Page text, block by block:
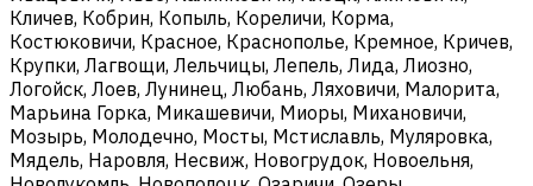
Кличев, Кобрин, Копыль, Кореличи, Корма,
Костюковичи, Красное, Краснополье, Кремное, Кричев,
Крупки, Лагвощи, Лельчицы, Лепель, Лида, Лиозно,
Логойск, Лоев, Лунинец, Любань, Ляховичи, Малорита,
Марьина Горка, Микашевичи, Миоры, Михановичи,
Мозырь, Молодечно, Мосты, Мстиславль, Муляровка,
Мядель, Наровля, Несвиж, Новогрудок, Новоельня,